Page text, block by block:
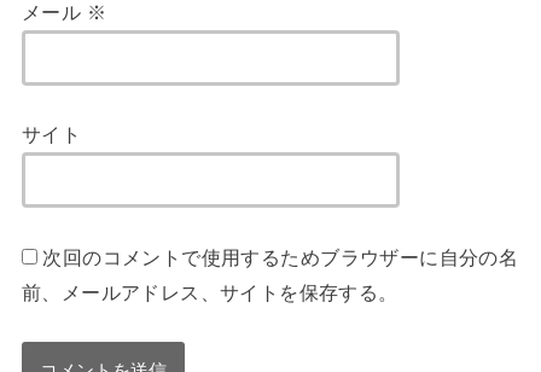
メール ※
サイト
次回のコメントで使用するためブラウザーに自分の名
前、メールアドレス、サイトを保存する。